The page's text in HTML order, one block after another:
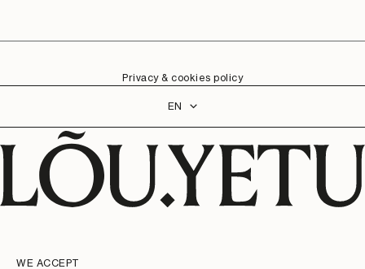
Privacy & cookies policy
Language
EN
WE ACCEPT